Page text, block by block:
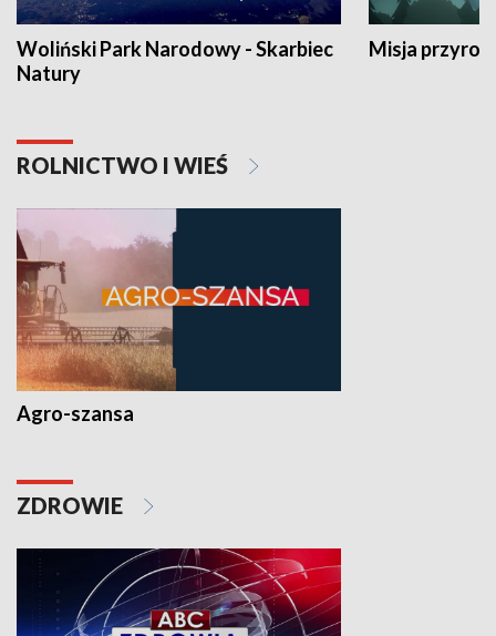
Woliński Park Narodowy - Skarbiec
Natury
Misja
ROLNICTWO I WIEŚ
Agro-szansa
ZDROWIE